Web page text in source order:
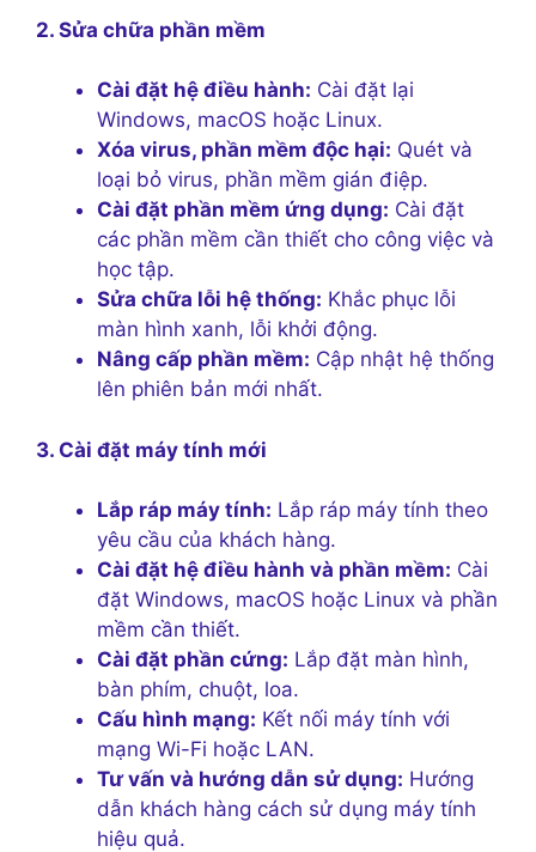
2. Sửa chữa phần mềm
Cài đặt hệ điều hành: Cài đặt lại
Windows, macOS hoặc Linux.
Xóa virus, phần mềm độc hại: Quét và
loại bỏ virus, phần mềm gián điệp.
Cài đặt phần mềm ứng dụng: Cài đặt
các phần mềm cần thiết cho công việc và
học tập.
Sửa chữa lỗi hệ thống: Khắc phục lỗi
màn hình xanh, lỗi khởi động.
Nâng cấp phần mềm: Cập nhật hệ thống
lên phiên bản mới nhất.
3. Cài đặt máy tính mới
Lắp ráp máy tính: Lắp ráp máy tính theo
yêu cầu của khách hàng.
Cài đặt hệ điều hành và phần mềm: Cài
đặt Windows, macOS hoặc Linux và phần
mềm cần thiết.
Cài đặt phần cứng: Lắp đặt màn hình,
bàn phím, chuột, loa.
Cấu hình mạng: Kết nối máy tính với
mạng Wi-Fi hoặc LAN.
Tư vấn và hướng dẫn sử dụng: Hướng
dẫn khách hàng cách sử dụng máy tính
hiệu quả.